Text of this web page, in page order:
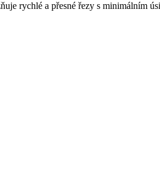
rychlé a přesné řezy s minimálním